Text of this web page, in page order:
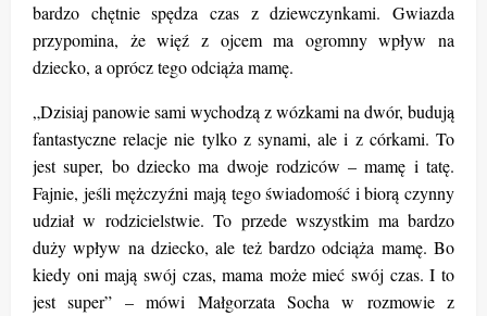
bardzo chętnie spędza czas z dziewczynkami. Gwiazda
przypomina, że więź z ojcem ma ogromny wpływ na
dziecko, a oprócz tego odciąża mamę.
„Dzisiaj panowie sami wychodzą z wózkami na dwór, budują
fantastyczne relacje nie tylko z synami, ale i z córkami. To
jest super, bo dziecko ma dwoje rodziców – mamę i tatę.
Fajnie, jeśli mężczyźni mają tego świadomość i biorą czynny
udział w rodzicielstwie. To przede wszystkim ma bardzo
duży wpływ na dziecko, ale też bardzo odciąża mamę. Bo
kiedy oni mają swój czas, mama może mieć swój czas. I to
jest super” – mówi Małgorzata Socha w rozmowie z